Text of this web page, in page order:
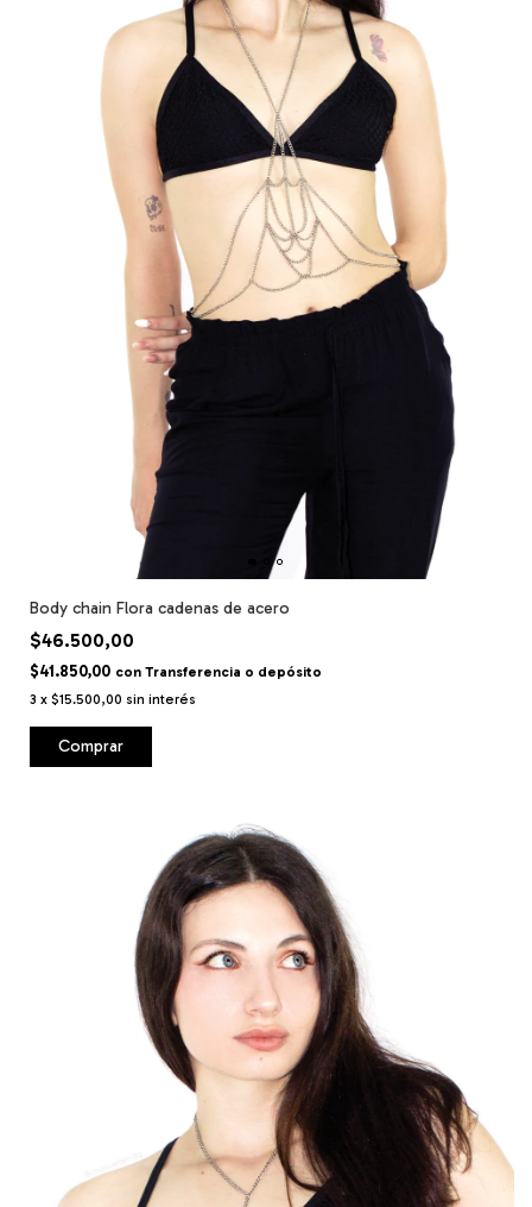
Body chain Flora cadenas de acero
$46.500,00
$41.850,00 con Transferencia o depósito
3 x $15.500,00 sin interés
Comprar